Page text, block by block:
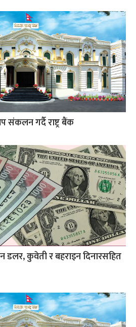
संकलन गर्दै राष्ट्र बैंक
डलर, कुवेती र बहराइन दिनारसहित